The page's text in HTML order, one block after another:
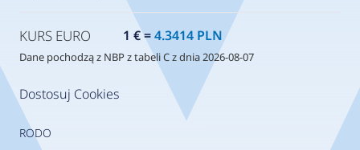
Dostosuj Cookies
RODO
KURS EURO 1 € =4.3414 PLN
Dane pochodzą z NBP z tabeli C z dnia 2026-08-07